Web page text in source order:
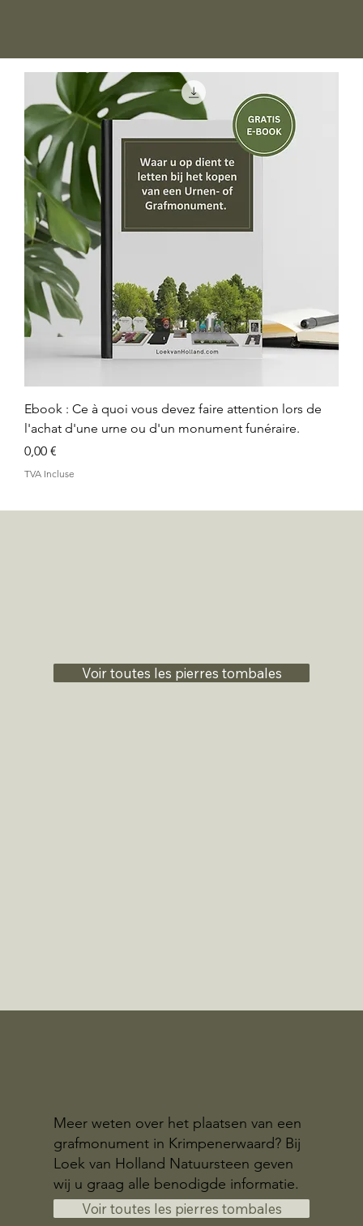
Ebook : Ce à quoi vous devez faire attention lors de
l'achat d'une urne ou d'un monument funéraire.
Prix
0,00 €
TVA Incluse
Voir toutes les pierres tombales
Meer weten over het plaatsen van een
grafmonument in Krimpenerwaard? Bij
Loek van Holland Natuursteen geven
wij u graag alle benodigde informatie.
Voir toutes les pierres tombales